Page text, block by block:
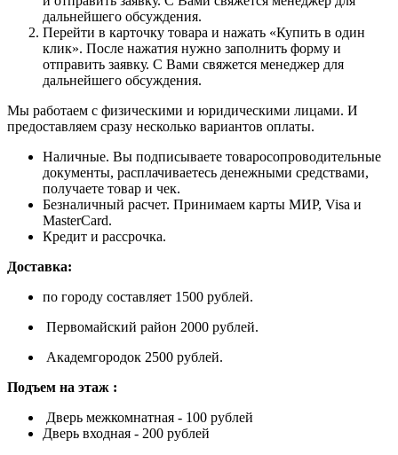
дальнейшего обсуждения.
Перейти в карточку товара и нажать «Купить в один
клик». После нажатия нужно заполнить форму и
отправить заявку. С Вами свяжется менеджер для
дальнейшего обсуждения.
Мы работаем с физическими и юридическими лицами. И
предоставляем сразу несколько вариантов оплаты.
Наличные. Вы подписываете товаросопроводительные
документы, расплачиваетесь денежными средствами,
получаете товар и чек.
Безналичный расчет. Принимаем карты МИР, Visa и
MasterCard.
Кредит и рассрочка.
Доставка:
по городу составляет 1500 рублей.
Первомайский район 2000 рублей.
Академгородок 2500 рублей.
Подъем на этаж :
Дверь межкомнатная - 100 рублей
Дверь входная - 200 рублей